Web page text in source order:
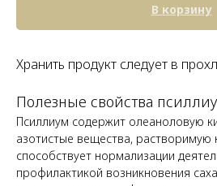
В корзину
Хранить продукт следует в
Полезные свойства
Псиллиум содержит олеаноловую
азотистые вещества, растворимую
способствует нормализации
профилактикой возникновения